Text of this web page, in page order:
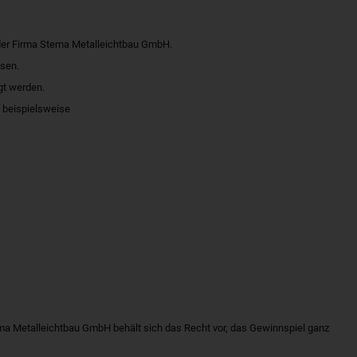
Firma Stema Metalleichtbau GmbH.
werden.
beispielsweise
Metalleichtbau GmbH behält sich das Recht vor, das Gewinnspiel ganz